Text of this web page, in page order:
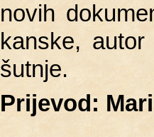
novih
kan­ske,
šut­nje.
Pri­je­vod: